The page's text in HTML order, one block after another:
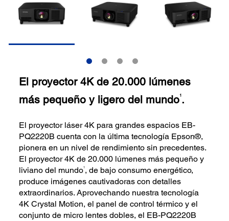
El proyector 4K de 20.000 lúmenes
más pequeño y ligero del mundo1 .
El proyector láser 4K para grandes espacios EB-
PQ2220B cuenta con la última tecnología Epson®,
pionera en un nivel de rendimiento sin precedentes.
El proyector 4K de 20.000 lúmenes más pequeño y
liviano del mundo1, de bajo consumo energético,
produce imágenes cautivadoras con detalles
extraordinarios. Aprovechando nuestra tecnología
4K Crystal Motion, el panel de control térmico y el
conjunto de micro lentes dobles, el EB-PQ2220B